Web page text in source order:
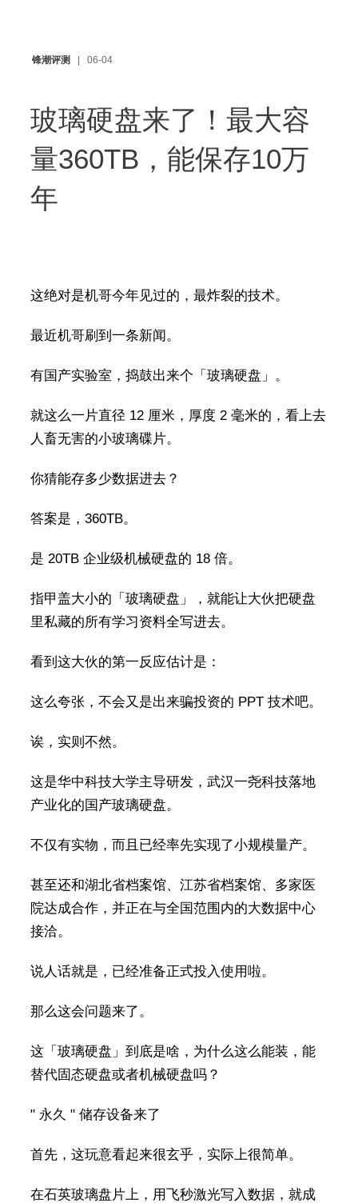
锋潮评测 06-04
玻璃硬盘来了！最大容
量360TB，能保存10万
年
这绝对是机哥今年见过的，最炸裂的技术。
最近机哥刷到一条新闻。
有国产实验室，捣鼓出来个「玻璃硬盘」。
就这么一片直径 12 厘米，厚度 2 毫米的，看上去
人畜无害的小玻璃碟片。
你猜能存多少数据进去？
答案是，360TB。
是 20TB 企业级机械硬盘的 18 倍。
指甲盖大小的「玻璃硬盘」，就能让大伙把硬盘
里私藏的所有学习资料全写进去。
看到这大伙的第一反应估计是：
这么夸张，不会又是出来骗投资的 PPT 技术吧。
诶，实则不然。
这是华中科技大学主导研发，武汉一尧科技落地
产业化的国产玻璃硬盘。
不仅有实物，而且已经率先实现了小规模量产。
甚至还和湖北省档案馆、江苏省档案馆、多家医
院达成合作，并正在与全国范围内的大数据中心
接洽。
说人话就是，已经准备正式投入使用啦。
那么这会问题来了。
这「玻璃硬盘」到底是啥，为什么这么能装，能
替代固态硬盘或者机械硬盘吗？
" 永久 " 储存设备来了
首先，这玩意看起来很玄乎，实际上很简单。
在石英玻璃盘片上，用飞秒激光写入数据，就成